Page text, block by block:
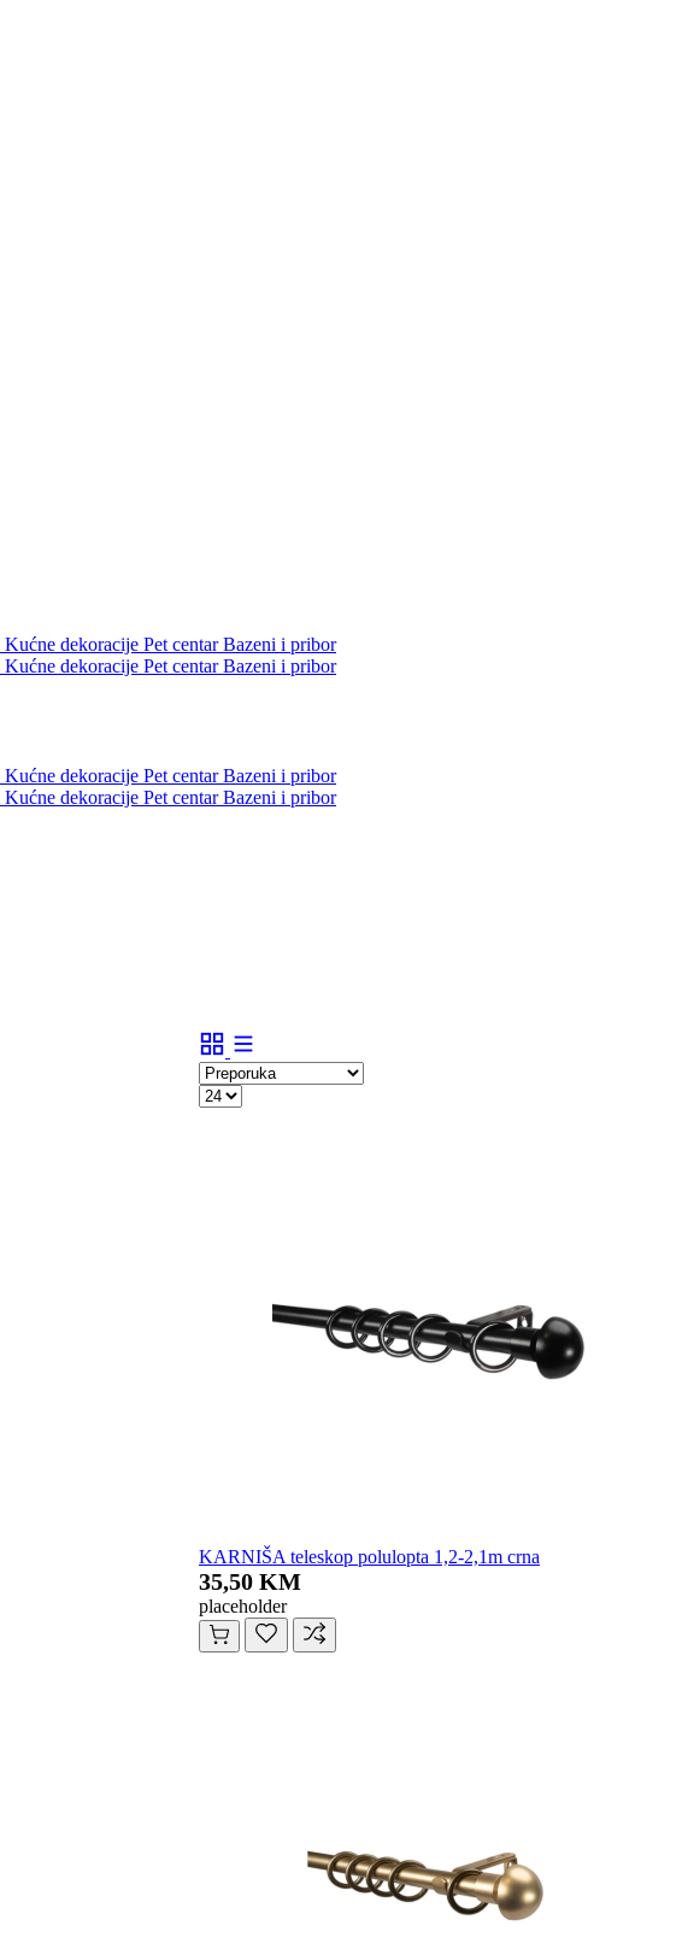
Kućne dekoracije Pet centarBazeni i pribor
Kućne dekoracije Pet centarBazeni i pribor
Kućne dekoracije Pet centarBazeni i pribor
Kućne dekoracije Pet centarBazeni i pribor
KARNIŠA teleskop polulopta 1,2-2,1m crna
35,50 KM
placeholder